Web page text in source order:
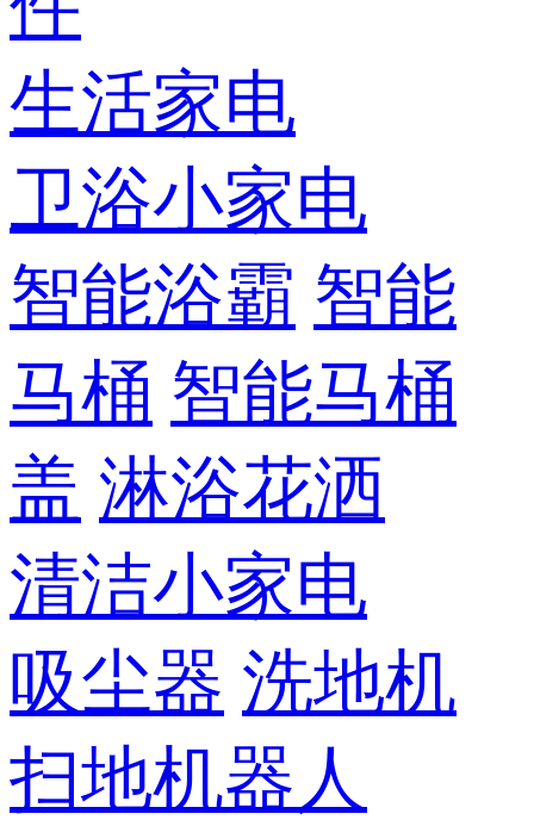
生活家电
卫浴小家电
智能浴霸 智能
马桶 智能马桶
盖 淋浴花洒
清洁小家电
吸尘器 洗地机
扫地机器人